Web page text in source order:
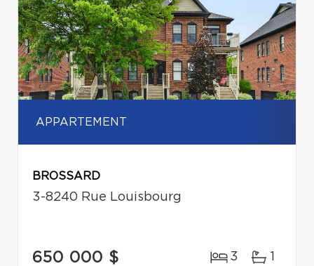
APPARTEMENT
BROSSARD
3-8240 Rue Louisbourg
650 000 $ 3 1